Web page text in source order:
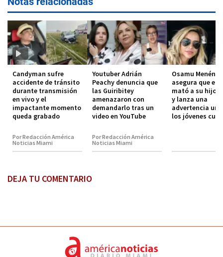
Candyman sufre
accidente de tránsito
durante transmisión
en vivo y el
impactante momento
queda grabado
Por Redacción América
Noticias Miami
Youtuber Adrián
Peachy denuncia que
las Guiribitey
amenazaron con
demandarlo tras un
video en YouTube
Por Redacción América
Noticias Miami
Osamu
asegura que el
mató a su hijo
y lanza una
advertencia
los jóvenes
DEJA TU COMENTARIO